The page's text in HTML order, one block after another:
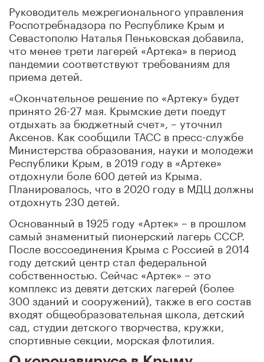
Руководитель межрегионального управления
Роспотребнадзора по Республике Крым и
Севастополю Наталья Пеньковская добавила,
что менее трети лагерей «Артека» в период
пандемии соответствуют требованиям для
приема детей.
«Окончательное решение по «Артеку» будет
принято 26-27 мая. Крымские дети поедут
отдыхать за бюджетный счет», – уточнил
Аксенов. Как сообщили ТАСС в пресс-службе
Министерства образования, науки и молодежи
Республики Крым, в 2019 году в «Артеке»
отдохнули боле 600 детей из Крыма.
Планировалось, что в 2020 году в МДЦ должны
отдохнуть 230 детей.
Основанный в 1925 году «Артек» – в прошлом
самый знаменитый пионерский лагерь СССР.
После воссоединения Крыма с Россией в 2014
году детский центр стал федеральной
собственностью. Сейчас «Артек» – это
комплекс из девяти детских лагерей (более
300 зданий и сооружений), также в его состав
входят общеобразовательная школа, детский
сад, студии детского творчества, кружки,
спортивные секции, морская флотилия.